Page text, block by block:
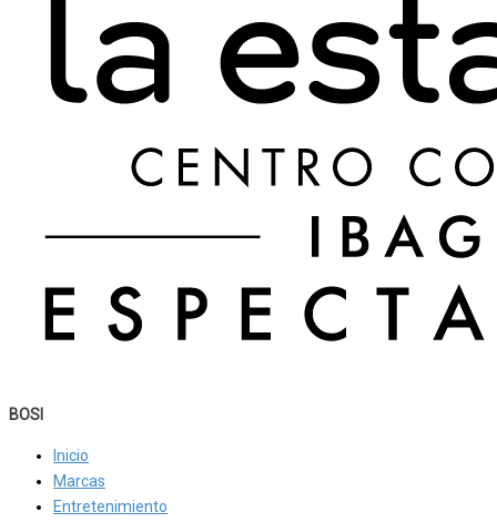
BOSI
Inicio
Marcas
Entretenimiento